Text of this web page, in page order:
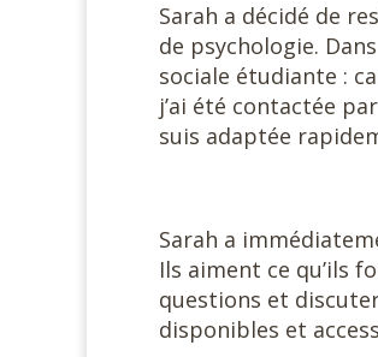
Sarah a décidé de
de psychologie.
sociale étudiante :
j’ai été contactée
suis adaptée
Sarah a
Ils aiment ce qu’ils
questions et
disponibles et